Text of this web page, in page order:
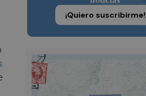
¡Quiero suscribirme!